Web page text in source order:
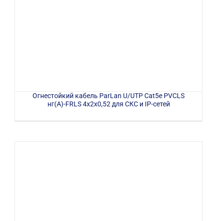
Огнестойкий кабель ParLan U/UTP Cat5e PVCLS
нг(А)-FRLS 4х2х0,52 для СКС и IP-сетей